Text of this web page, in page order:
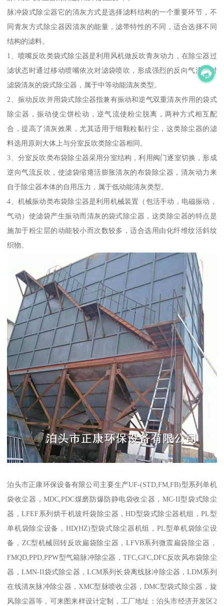
脉冲袋式除尘器它的清灰方式是选择滤料结构的一个重要环节，不
同青灰方式除尘器因清灰的能量，滤带特性的不同，适合选择不同
结构的滤料。
1、喷嘴反吹类袋式除尘器是利用风机做反吹青灰动力，在除尘器过
滤状态时通过移动喷嘴依次对滤袋喷吹，形成强烈的反向气流，对
滤袋清灰的袋式除尘器，属于中等动能清灰类型。
2、振动反吹并用袋式除尘器指兼有振动和逆气双重清灰作用的袋式
除尘器，振动使尘饼松动，逆气流使粉尘脱离，两种方式相互配
合，提高了清灰效果，尤其适用于细颗粒黏行尘，这类除尘器的滤
料选用原则大体上与分室反吹类除尘器相同。
3、分室反吹类布袋除尘器采用分室结构，利用阀门逐室切换，形成
逆向气流反吹，使滤袋缩瘪活膨胀清灰的布袋除尘器，清灰动力来
自于除尘器本体的自用压力，属于低动能清灰类型。
4、机械振动类布袋除尘器是利用机械装置（包活手动，电磁振动，
气动）使滤袋产生振动而清灰的袋式除尘器，这类除尘器的特点是
施加于粉尘层的动能较小而次数较多，适合选用由化纤维纹活斜纹
织物。
泊头市正康环保设备有限公司主要生产UF-(STD,FM,FB)型系列单机
袋收尘器，MDC,PDC煤磨防爆防静电袋收尘器，MC-II型袋式除尘
器，LFEF系列烘干机玻纤袋除尘器，HD型袋式除尘器机组，PL型
单机袋除尘设备，HD(HZ)型袋式除尘器机组，PL型单机袋除尘设
备，ZC型机械回转反吹扁袋除尘器，LFVB系列微震扁袋除尘器，
FMQD,PPD,PPW型气箱脉冲除尘器，TFC,GFC,DFC反吹风布袋除尘
器，LMN-II袋式除尘器，LCM系列长袋离线脉冲除尘器，LDM系列
在线清灰脉冲除尘器，XMC型脉喷收尘器，DMC型袋式除尘器，旋
风除尘器等，可来图来样设计定制，工厂地址：泊头市经济开发区2